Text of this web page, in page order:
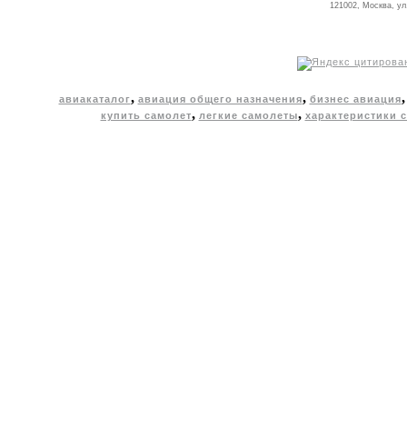
121002, Москва,
авиакаталог, авиация общего назначения, бизнес авиация
купить самолет, легкие самолеты, характеристики